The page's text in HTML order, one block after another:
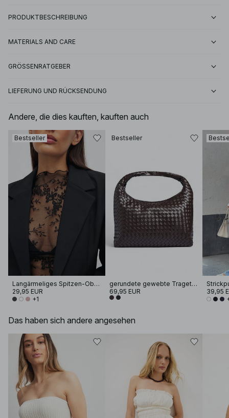
PRODUKTBESCHREIBUNG
MATERIALS AND CARE
GRÖSSENRATGEBER
LIEFERUNG UND RÜCKSENDUNG
Andere, die dies kauften, kauften auch
Bestseller
Langärmeliges Spitzen-Oberteil
29,95 EUR
+1
Bestseller
gerundete gewebte Tragetasche
69,95 EUR
39,95
Das haben sich andere angesehen